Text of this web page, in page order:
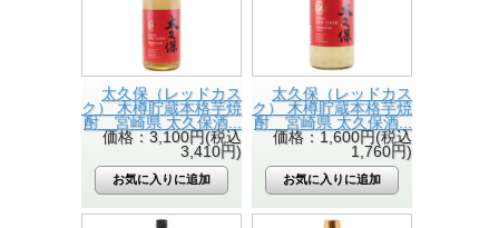
太久保（レッドカス
ク） 木樽貯蔵本格芋焼
酎 宮崎県 太久保酒...
価格：3,100円(税込
3,410円)
太久保（レッドカス
ク） 木樽貯蔵本格芋焼
酎 宮崎県 太久保酒...
価格：1,600円(税込
1,760円)